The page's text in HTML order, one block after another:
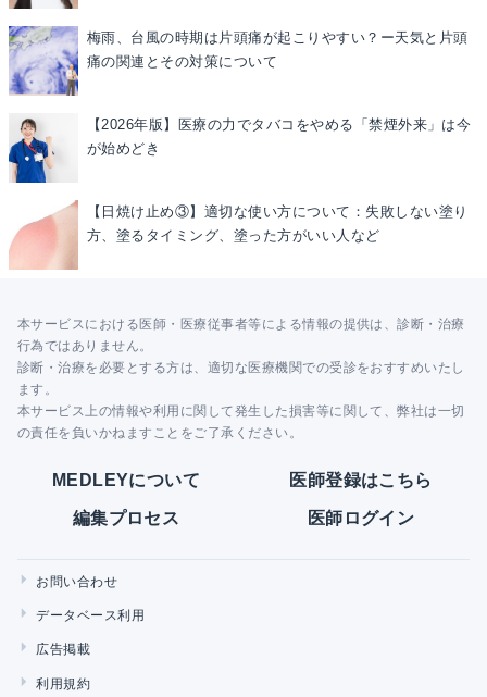
梅雨、台風の時期は片頭痛が起こりやすい？ー天気と片頭
痛の関連とその対策について
【2026年版】医療の力でタバコをやめる「禁煙外来」は今
が始めどき
【日焼け止め③】適切な使い方について：失敗しない塗り
方、塗るタイミング、塗った方がいい人など
本サービスにおける医師・医療従事者等による情報の提供は、診断・治療
行為ではありません。
診断・治療を必要とする方は、適切な医療機関での受診をおすすめいたし
ます。
本サービス上の情報や利用に関して発生した損害等に関して、弊社は一切
の責任を負いかねますことをご了承ください。
MEDLEYについて 医師登録はこちら
編集プロセス 医師ログイン
お問い合わせ
データベース利用
広告掲載
利用規約